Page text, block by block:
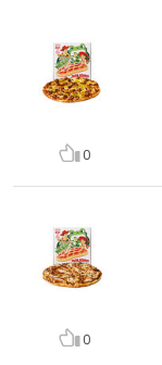
0
0